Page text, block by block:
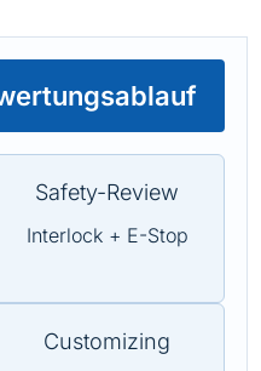
Safety-Review
Interlock + E-Stop
Customizing